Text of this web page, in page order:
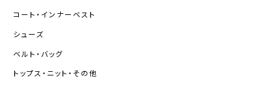
コート・インナーベスト
シューズ
ベルト・バッグ
トップス・ニット・その他